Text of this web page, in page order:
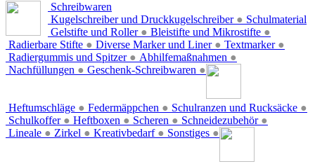
Schreibwaren
Kugelschreiber und Druckkugelschreiber ●
Gelstifte und Roller ● Bleistifte und Mikrostifte ●
Radierbare Stifte ● Diverse Marker und Liner ● Textmarker ●
Radiergummis und Spitzer ● Abhilfemaßnahmen ●
Nachfüllungen ● Geschenk-Schreibwaren ●
Schulmaterial
Heftumschläge ● Federmäppchen ● Schulranzen und Rucksäcke ●
Schulkoffer ● Heftboxen ● Scheren ● Schneidezubehör ●
Lineale ● Zirkel ● Kreativbedarf ● Sonstiges ●